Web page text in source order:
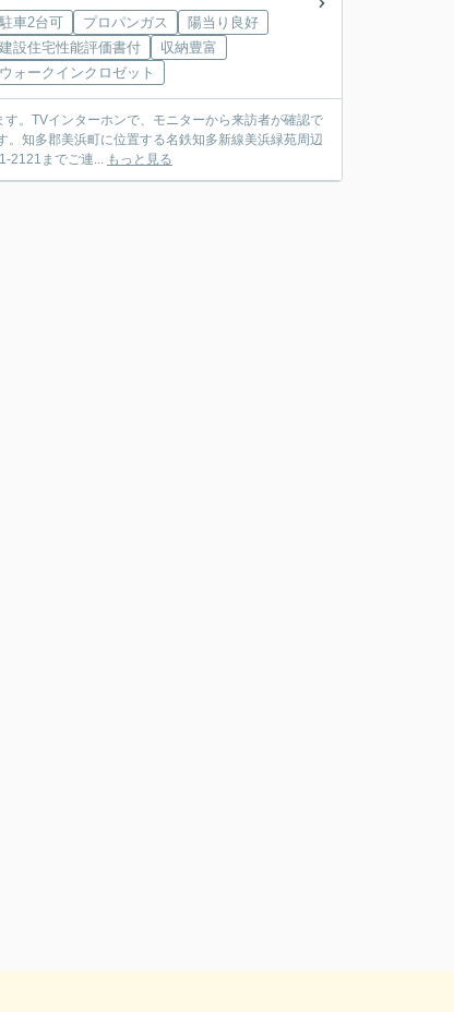
駐車2台可 プロパンガス
陽当り良好
建設住宅性能評価書付
収納豊富
ウォークインクロゼット
。TVインターホンで、モニターから来訪者が確認で
知多郡美浜町に位置する名鉄知多新線美浜緑苑周辺
2121までご連... もっと見る